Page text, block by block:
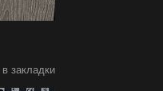
в закладки